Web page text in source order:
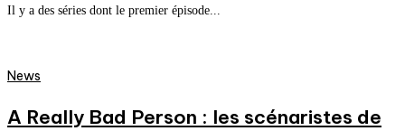
Il y a des séries dont le premier épisode...
News
A Really Bad Person : les scénaristes de